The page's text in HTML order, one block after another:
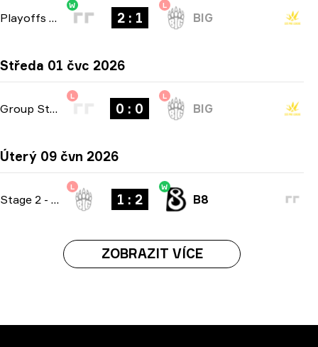
Playoffs bo3
W
2 : 1
L
BIG
Středa 01 čvc 2026
Group Stage
L
0 : 0
L
BIG
Úterý 09 čvn 2026
Stage 2 - bo3
L
1 : 2
W
B8
ZOBRAZIT VÍCE